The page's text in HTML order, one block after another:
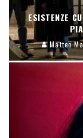
ESISTENZE
Matteo